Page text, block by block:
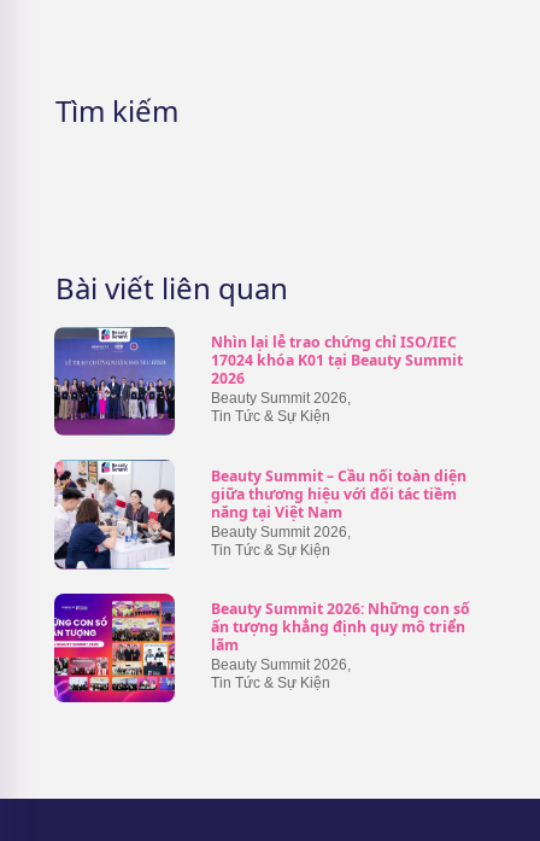
Tìm kiếm
Bài viết liên quan
Nhìn lại lễ trao chứng chỉ ISO/IEC
17024 khóa K01 tại Beauty Summit
2026
Beauty Summit 2026,
Tin Tức & Sự Kiện
Beauty Summit – Cầu nối toàn diện
giữa thương hiệu với đối tác tiềm
năng tại Việt Nam
Beauty Summit 2026
Tin Tức & Sự Kiện
Beauty Summit 2026: Những con số
ấn tượng khẳng định quy mô triển
lãm
Beauty Summit 2026,
Tin Tức & Sự Kiện